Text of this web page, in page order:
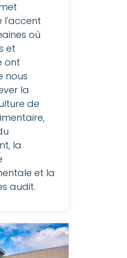
l'accent
où
et
ont
nous
la
de
la
et la
audit.